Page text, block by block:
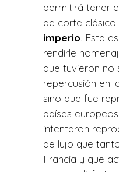
permitirá tener
de corte clásico
imperio . Esta
rendirle
que tuvieron no
repercusión en
sino que fue
países
intentaron
de lujo que
Francia y que